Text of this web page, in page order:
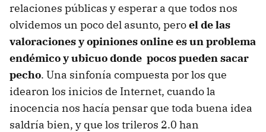
relaciones públicas y esperar a que todos nos
olvidemos un poco del asunto, peroel de las
valoraciones y opiniones online es un problema
endémico y ubicuo donde pocos pueden sacar
pecho. Una sinfonía compuesta por los que
idearon los inicios de Internet, cuando la
inocencia nos hacía pensar que toda buena idea
saldría bien, y que los trileros 2.0 han